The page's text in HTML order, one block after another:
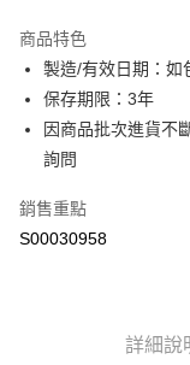
Apple Pay
街口支付
全盈+PAY
ATM付款
商品特色
製造/有效日期：如
保存期限：3年
因商品批次進貨不
詢問
銷售重點
S00030958
詳細說